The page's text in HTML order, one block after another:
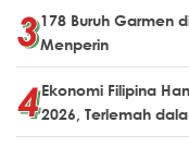
178 Buruh Garmen
Menperin
Ekonomi Filipina
2026, Terlemah